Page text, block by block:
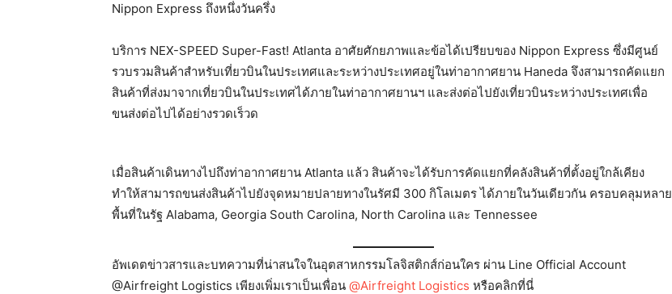
Nippon Express ถึงหนึ่งวันครึ่ง
บริการ NEX-SPEED Super-Fast! Atlanta อาศัยศักยภาพและข้อได้เปรียบของ Nippon Express ซึ่งมีศูนย์
รวบรวมสินค้าสำหรับเที่ยวบินในประเทศและระหว่างประเทศอยู่ในท่าอากาศยาน Haneda จึงสามารถคัดแยก
สินค้าที่ส่งมาจากเที่ยวบินในประเทศได้ภายในท่าอากาศยานฯ และส่งต่อไปยังเที่ยวบินระหว่างประเทศเพื่อ
ขนส่งต่อไปได้อย่างรวดเร็วด
เมื่อสินค้าเดินทางไปถึงท่าอากาศยาน Atlanta แล้ว สินค้าจะได้รับการคัดแยกที่คลังสินค้าที่ตั้งอยู่ใกล้เคียง
ทำให้สามารถขนส่งสินค้าไปยังจุดหมายปลายทางในรัศมี 300 กิโลเมตร ได้ภายในวันเดียวกัน ครอบคลุมหลาย
พื้นที่ในรัฐ Alabama, Georgia South Carolina, North Carolina และ Tennessee
อัพเดตข่าวสารและบทความที่น่าสนใจในอุตสาหกรรมโลจิสติกส์ก่อนใคร ผ่าน Line Official Account
@Airfreight Logistics เพียงเพิ่มเราเป็นเพื่อน @Airfreight Logistics หรือคลิกที่นี่